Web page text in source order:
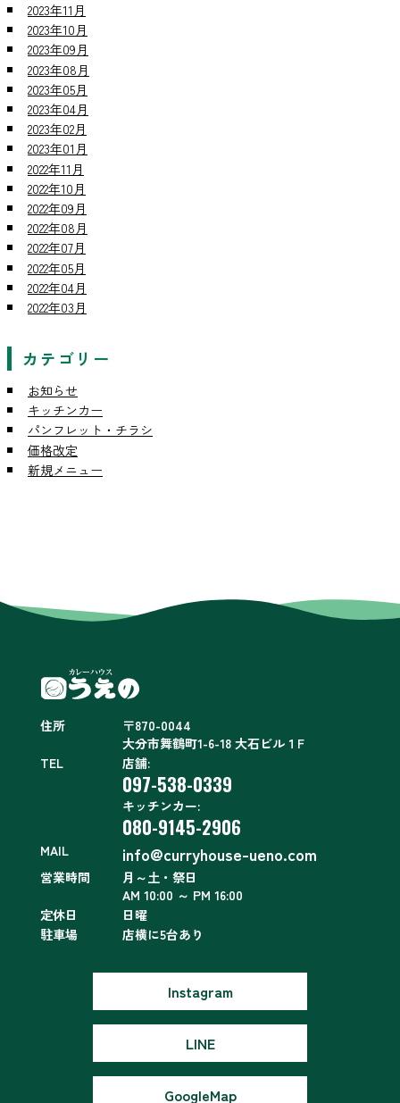
2023年11月
2023年10月
2023年09月
2023年08月
2023年05月
2023年04月
2023年02月
2023年01月
2022年11月
2022年10月
2022年09月
2022年08月
2022年07月
2022年05月
2022年04月
2022年03月
カテゴリー
お知らせ
キッチンカー
パンフレット・チラシ
価格改定
新規メニュー
住所
〒870-0044
大分市舞鶴町1-6-18 大石ビル１F
TEL
店舗:
097-538-0339
キッチンカー:
080-9145-2906
MAIL info@curryhouse-ueno.com
営業時間
月～土・祭日
AM 10:00 ～ PM 16:00
定休日
日曜
駐車場
店横に5台あり
Instagram
LINE
GoogleMap